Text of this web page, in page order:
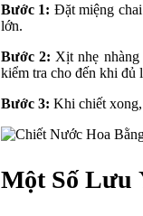
Bước 1: Đặt miệng
lớn.
Bước 2: Xịt nhẹ
kiểm tra cho đến khi đủ
Bước 3: Khi chiết
Một Số Lưu